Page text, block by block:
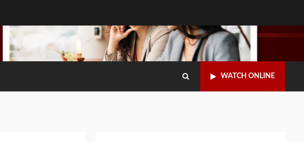
WATCH ONLINE